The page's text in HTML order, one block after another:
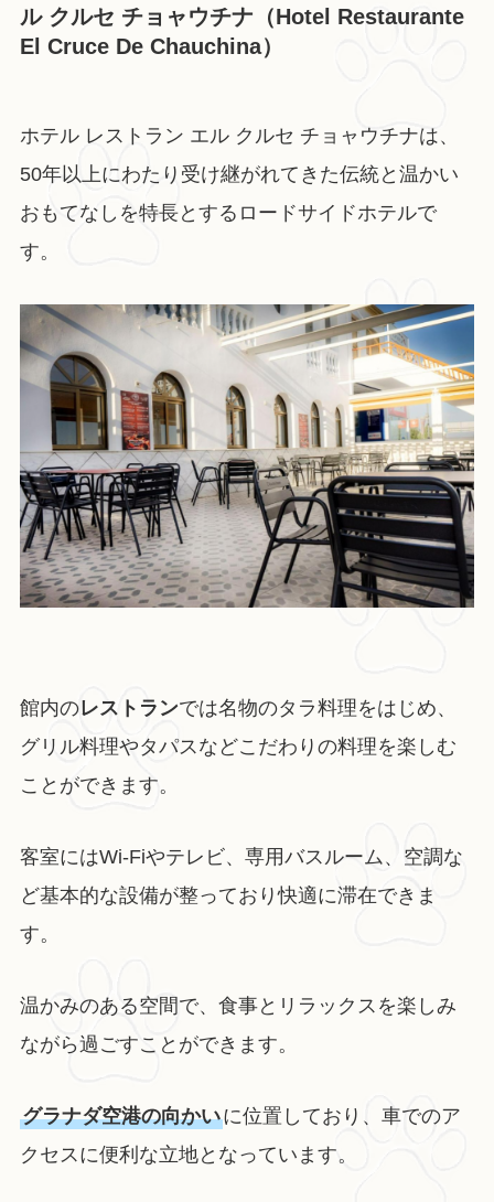
ル クルセ チョャウチナ（Hotel Restaurante
El Cruce De Chauchina）
ホテル レストラン エル クルセ チョャウチナは、
50年以上にわたり受け継がれてきた伝統と温かい
おもてなしを特長とするロードサイドホテルで
す。
館内のレストランでは名物のタラ料理をはじめ、
グリル料理やタパスなどこだわりの料理を楽しむ
ことができます。
客室にはWi-Fiやテレビ、専用バスルーム、空調な
ど基本的な設備が整っており快適に滞在できま
す。
温かみのある空間で、食事とリラックスを楽しみ
ながら過ごすことができます。
グラナダ空港の向かいに位置しており、車でのア
クセスに便利な立地となっています。